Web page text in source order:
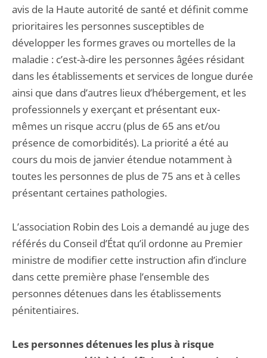
avis de la Haute autorité de santé et définit comme
prioritaires les personnes susceptibles de
développer les formes graves ou mortelles de la
maladie : c’est-à-dire les personnes âgées résidant
dans les établissements et services de longue durée
ainsi que dans d’autres lieux d’hébergement, et les
professionnels y exerçant et présentant eux-
mêmes un risque accru (plus de 65 ans et/ou
présence de comorbidités). La priorité a été au
cours du mois de janvier étendue notamment à
toutes les personnes de plus de 75 ans et à celles
présentant certaines pathologies.
L’association Robin des Lois a demandé au juge des
référés du Conseil d’État qu’il ordonne au Premier
ministre de modifier cette instruction afin d’inclure
dans cette première phase l’ensemble des
personnes détenues dans les établissements
pénitentiaires.
Les personnes détenues les plus à risque